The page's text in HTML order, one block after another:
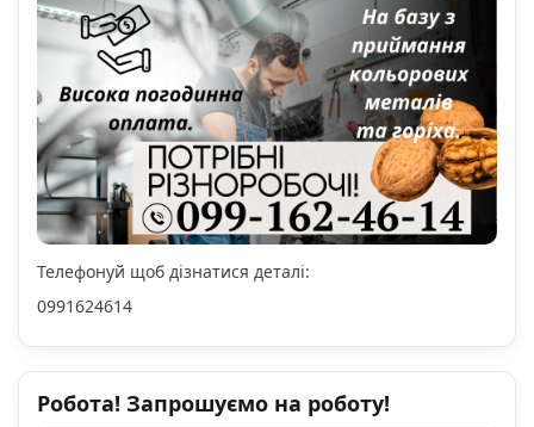
Телефонуй щоб дізнатися деталі:
0991624614
Робота! Запрошуємо на роботу!